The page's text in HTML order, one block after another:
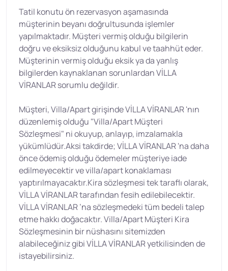
Tatil konutu ön rezervasyon aşamasında
müşterinin beyanı doğrultusunda işlemler
yapılmaktadır. Müşteri vermiş olduğu bilgilerin
doğru ve eksiksiz olduğunu kabul ve taahhüt eder.
Müşterinin vermiş olduğu eksik ya da yanlış
bilgilerden kaynaklanan sorunlardan VİLLA
VİRANLAR sorumlu değildir.
Müşteri, Villa/Apart girişinde VİLLA VİRANLAR 'nın
düzenlemiş olduğu "Villa/Apart Müşteri
Sözleşmesi" ni okuyup, anlayıp, imzalamakla
yükümlüdür.Aksi takdirde; VİLLA VİRANLAR 'na daha
önce ödemiş olduğu ödemeler müşteriye iade
edilmeyecektir ve villa/apart konaklaması
yaptırılmayacaktır.Kira sözleşmesi tek taraflı olarak,
VİLLA VİRANLAR tarafından fesih edilebilecektir.
VİLLA VİRANLAR ’na sözleşmedeki tüm bedeli talep
etme hakkı doğacaktır. Villa/Apart Müşteri Kira
Sözleşmesinin bir nüshasını sitemizden
alabileceğiniz gibi VİLLA VİRANLAR yetkilisinden de
istayebilirsiniz.